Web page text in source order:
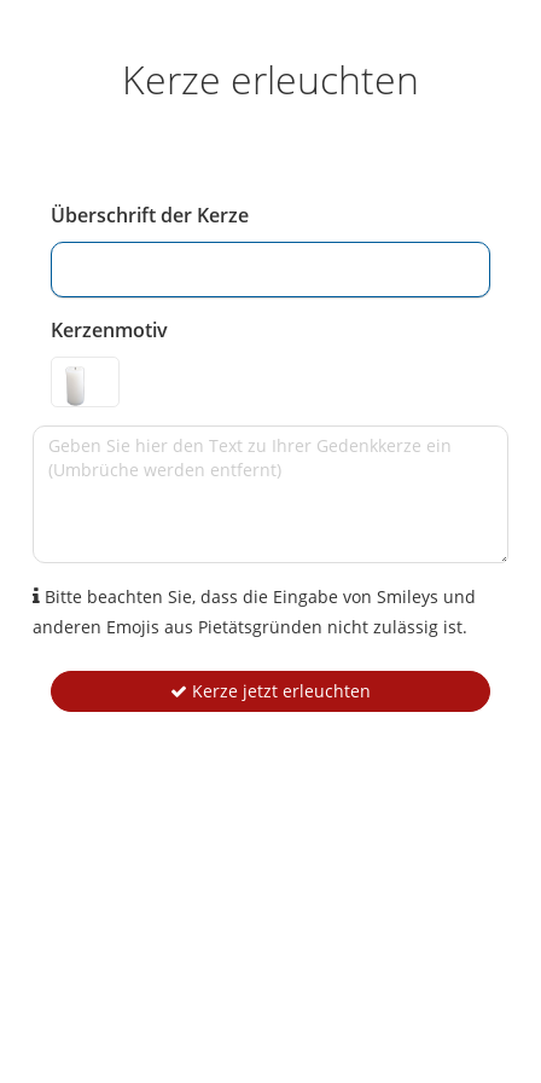
Kerze erleuchten
Überschrift der Kerze
Kerzenmotiv
Bitte beachten Sie, dass die Eingabe von Smileys und
anderen Emojis aus Pietätsgründen nicht zulässig ist.
Kerze jetzt erleuchten